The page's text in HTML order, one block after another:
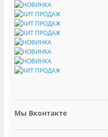
Мы Вконтакте